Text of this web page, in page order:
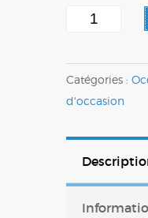
quantité
Quad
Polaris
850
Catégories :
d'occasion